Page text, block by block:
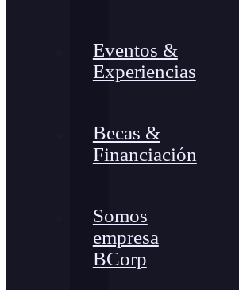
Eventos &
Experiencias
Becas &
Financiación
Somos
empresa
BCorp